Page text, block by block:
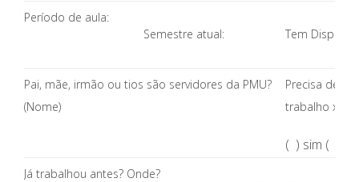
Período de aula:
Semestre atual:
Tem
Pai, mãe, irmão ou tios são servidores da PMU?
(Nome)
Precisa de
trabalho x
( ) sim ( )
Já trabalhou antes? Onde?